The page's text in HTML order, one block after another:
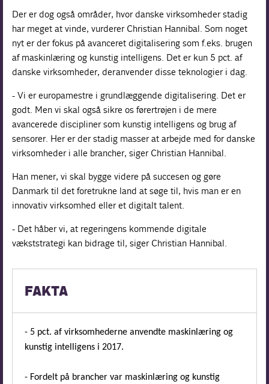
Der er dog også områder, hvor danske virksomheder stadig
har meget at vinde, vurderer Christian Hannibal. Som noget
nyt er der fokus på avanceret digitalisering som f.eks. brugen
af maskinlæring og kunstig intelligens. Det er kun 5 pct. af
danske virksomheder, der anvender disse teknologier i dag.
- Vi er europamestre i grundlæggende digitalisering. Det er
godt. Men vi skal også sikre os førertrøjen i de mere
avancerede discipliner som kunstig intelligens og brug af
sensorer. Her er der stadig masser at arbejde med for danske
virksomheder i alle brancher, siger Christian Hannibal.
Han mener, vi skal bygge videre på succesen og gøre
Danmark til det foretrukne land at søge til, hvis man er en
innovativ virksomhed eller et digitalt talent.
- Det håber vi, at regeringens kommende digitale
vækststrategi kan bidrage til, siger Christian Hannibal.
FAKTA
- 5 pct. af virksomhederne anvendte maskinlæring og
kunstig intelligens i 2017.
- Fordelt på brancher var maskinlæring og kunstig